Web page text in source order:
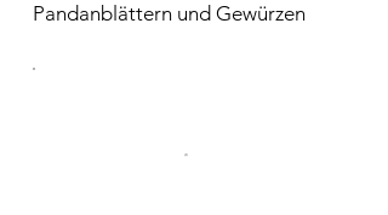
Pandanblättern und Gewürzen